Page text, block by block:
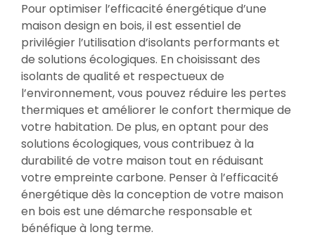
Pour optimiser l’efficacité énergétique d’une
maison design en bois, il est essentiel de
privilégier l’utilisation d’isolants performants et
de solutions écologiques. En choisissant des
isolants de qualité et respectueux de
l’environnement, vous pouvez réduire les pertes
thermiques et améliorer le confort thermique de
votre habitation. De plus, en optant pour des
solutions écologiques, vous contribuez à la
durabilité de votre maison tout en réduisant
votre empreinte carbone. Penser à l’efficacité
énergétique dès la conception de votre maison
en bois est une démarche responsable et
bénéfique à long terme.